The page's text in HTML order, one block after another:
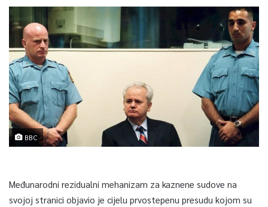
BBC
Međunarodni rezidualni mehanizam za kaznene sudove na
svojoj stranici objavio je cijelu prvostepenu presudu kojom su